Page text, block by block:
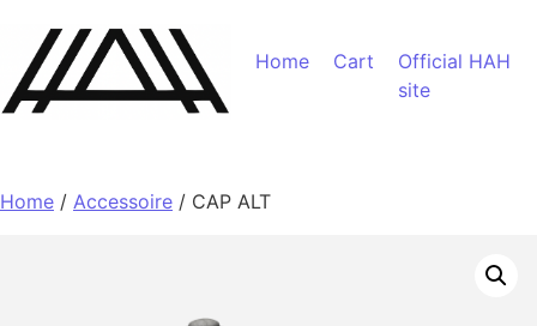
Home Cart
Official HAH
site
Home / Accessoire / CAP ALT